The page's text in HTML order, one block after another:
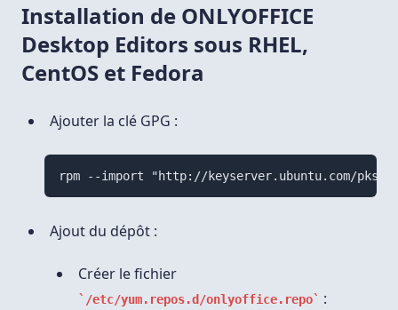
Installation de ONLYOFFICE
Desktop Editors sous RHEL,
CentOS et Fedora
Ajouter la clé GPG :
rpm --import "http://keyserver.ubuntu.com/pks/
Ajout du dépôt :
Créer le fichier
/etc/yum.repos.d/onlyoffice.repo :